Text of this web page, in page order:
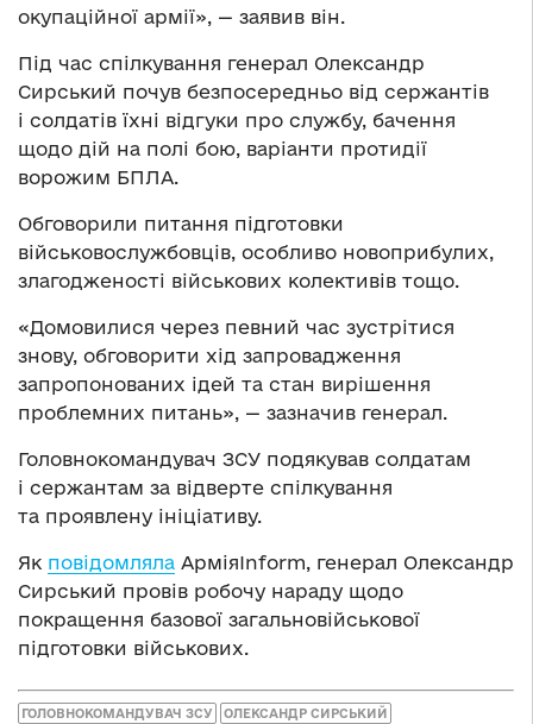
окупаційної армії», — заявив він.
Під час спілкування генерал Олександр
Сирський почув безпосередньо від сержантів
і солдатів їхні відгуки про службу, бачення
щодо дій на полі бою, варіанти протидії
ворожим БПЛА.
Обговорили питання підготовки
військовослужбовців, особливо новоприбулих,
злагодженості військових колективів тощо.
«Домовилися через певний час зустрітися
знову, обговорити хід запровадження
запропонованих ідей та стан вирішення
проблемних питань», — зазначив генерал.
Головнокомандувач ЗСУ подякував солдатам
і сержантам за відверте спілкування
та проявлену ініціативу.
Як повідомляла АрміяInform, генерал Олександр
Сирський провів робочу нараду щодо
покращення базової загальновійськової
підготовки військових.
ГОЛОВНОКОМАНДУВАЧ ЗСУ ОЛЕКСАНДР СИРСЬКИЙ